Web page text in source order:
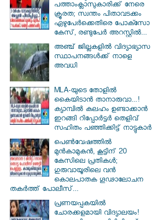
പത്താംക്ലാസുകാരിക്ക് നേരെ
ക്രൂരത; സ്വന്തം പിതാവടക്കം
ഏഴുപേർക്കെതിരെ പോക്സോ
കേസ്, രണ്ടുപേർ അറസ്റ്റിൽ...
അഞ്ച് ജില്ലകളില്‍ വിദ്യാഭ്യാസ
സ്ഥാപനങ്ങള്‍ക്ക് നാളെ
അവധി
MLA-യുടെ തോളിൽ
കൈയിടാൻ താനാരുവാ...!
ക്യാമ്പിൽ കലഹം ഉണ്ടാക്കാൻ
ഇറങ്ങി റിപ്പോർട്ടർ തെളിവ്
സഹിതം പഞ്ഞിക്കിട്ട് നാട്ടുകാർ
പെൺവേഷത്തിൽ
മുൻകാമുകൻ, കൂട്ടിന് 20
കേസിലെ പ്രതികൾ;
ഗുരുവായൂരിലെ വൻ
കൊലപാതക ഗൂഢാലോചന
തകർത്ത് പോലീസ്...
പ്രണയപ്പകയിൽ
ചോരക്കളമായി വിദ്യാലയം!